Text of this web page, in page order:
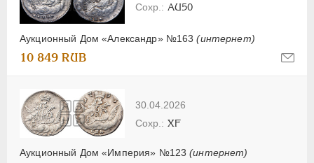
Аукционный Дом «Александр» №163(интернет)
AU50
10 849 RUB
30.04.2026
Аукционный Дом «Империя» №123(интернет)
XF